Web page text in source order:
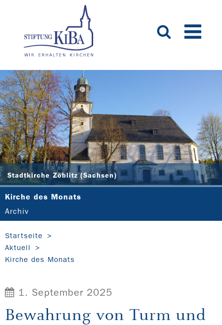
Stadtkirche Zöblitz (Sachsen)
Kirche des Monats
Archiv
Startseite
Aktuell
Kirche des Monats
1. September 2025
Bewahrung von Turm und